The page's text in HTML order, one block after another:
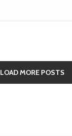
LOAD MORE POSTS